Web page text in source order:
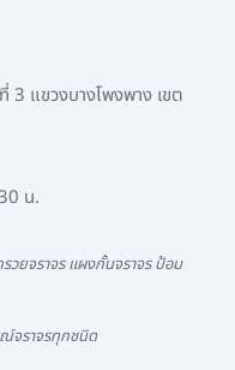
3 แขวงบางโพงพาง เขต
น.
วยจราจร แผงกั้นจราจร ป้อม
จราจรทุกชนิด